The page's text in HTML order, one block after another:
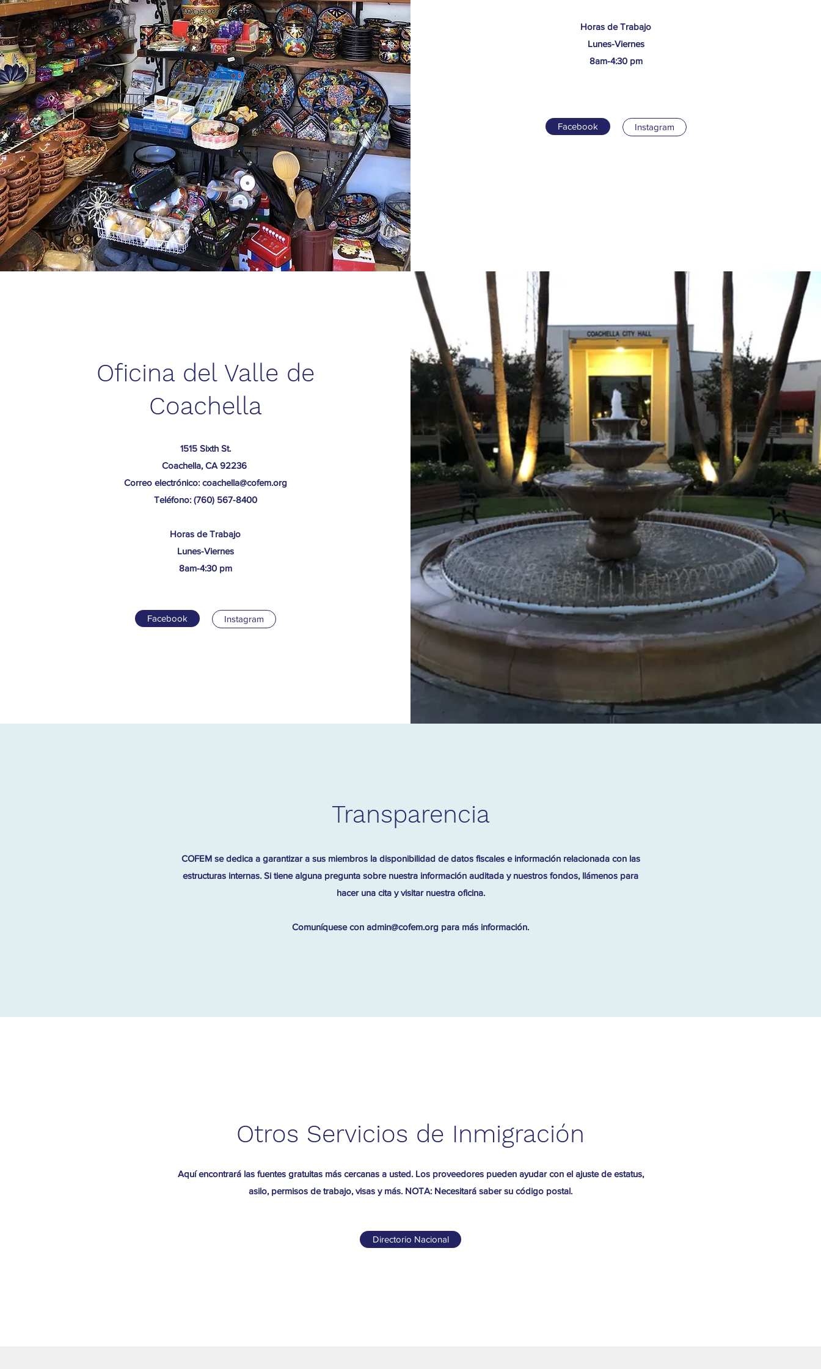
​Horas de Trabajo
Lunes-Viernes
8am-4:30 pm
Facebook Instagram
Oficina del Valle de
Coachella
1515 Sixth St.
Coachella, CA 92236
Correo electrónico: coachella@cofem.org
Teléfono: (760) 567-8400
​Horas de Trabajo
Lunes-Viernes
8am-4:30 pm
Facebook Instagram
Transparencia
COFEM se dedica a garantizar a sus miembros la disponibilidad de datos fiscales e información relacionada con las
estructuras internas. Si tiene alguna pregunta sobre nuestra información auditada y nuestros fondos, llámenos para
hacer una cita y visitar nuestra oficina.
Comuníquese con admin@cofem.org para más información.
Otros Servicios de Inmigración
Aquí encontrará las fuentes gratuitas más cercanas a usted. Los proveedores pueden ayudar con el ajuste de estatus,
asilo, permisos de trabajo, visas y más. NOTA: Necesitará saber su código postal.
Directorio Nacional